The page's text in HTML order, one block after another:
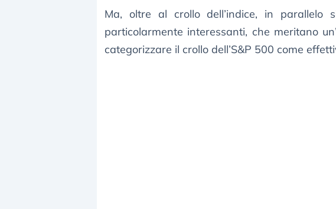
Ma, oltre al crollo dell’indice, in
particolarmente interessanti, che meritano
categorizzare il crollo dell’S&P 500 come